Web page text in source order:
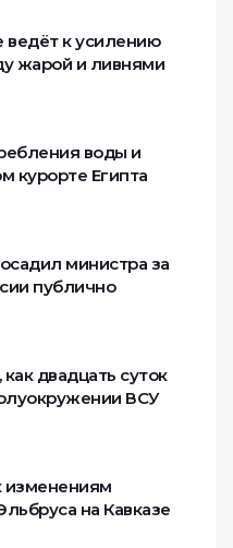
ведёт к усилению
жарой и ливнями
воды и
курорте Египта
министра за
публично
двадцать суток
ВСУ
изменениям
на Кавказе